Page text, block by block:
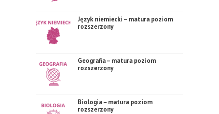
Język niemiecki – matura poziom
rozszerzony
Geografia – matura poziom
rozszerzony
Biologia – matura poziom
rozszerzony